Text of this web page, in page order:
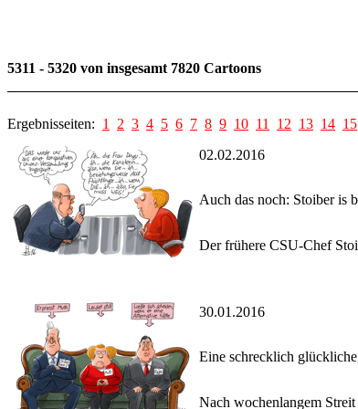
5311 - 5320 von insgesamt 7820 Cartoons
Ergebnisseiten: 1 2 3 4 5 6 7 8 9 10 11 12 13 14 15
02.02.2016
Auch das noch: Stoiber is
Der frühere CSU-Chef
30.01.2016
Eine schrecklich
Nach wochenlangem